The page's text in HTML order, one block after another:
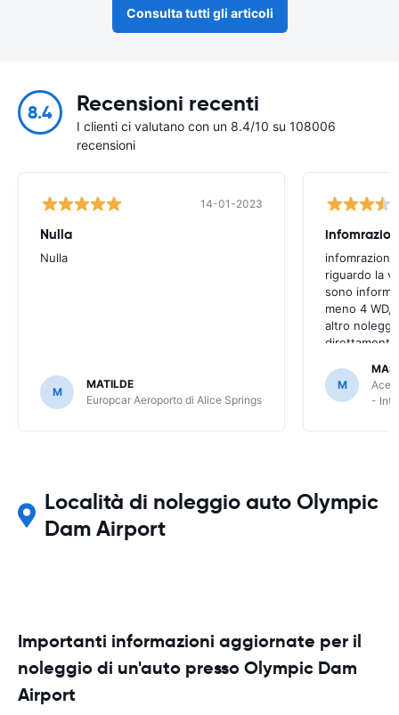
Consulta tutti gli articoli
8.4 Recensioni recenti
I clienti ci valutano con un 8.4/10 su 108006
recensioni
14-01-2023
Nulla
Nulla
M
MATILDE
Europcar Aeroporto di Alice Springs
infomrazioni
riguardo la
sono
meno 4 WD,
altro
direttamente
M
Ace
-
Località di noleggio auto Olympic
Dam Airport
Importanti informazioni aggiornate per il
noleggio di un'auto presso Olympic Dam
Airport